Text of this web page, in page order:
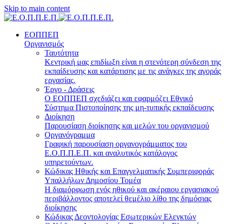
Skip to main content
ΕΟΠΠΕΠ
Οργανισμός
Ταυτότητα
Κεντρική μας επιδίωξη είναι η στενότερη σύνδεση της
εκπαίδευσης και κατάρτισης με τις ανάγκες της αγοράς
εργασίας.
Έργο - Δράσεις
Ο ΕΟΠΠΕΠ σχεδιάζει και εφαρμόζει Eθνικό
Σύστημα Πιστοποίησης της μη-τυπικής εκπαίδευσης
Διοίκηση
Παρουσίαση διοίκησης και μελών του οργανισμού
Οργανόγραμμα
Γραφική παρουσίαση οργανογράμματος του
Ε.Ο.Π.Π.Ε.Π. και αναλυτικός κατάλογος
υπηρετούντων.
Κώδικας Ηθικής και Επαγγελματικής Συμπεριφοράς
Υπαλλήλων Δημοσίου Τομέα
Η διαμόρφωση ενός ηθικού και ακέραιου εργασιακού
περιβάλλοντος αποτελεί θεμέλιο λίθο της δημόσιας
διοίκησης
Κώδικας Δεοντολογίας Εσωτερικών Ελεγκτών